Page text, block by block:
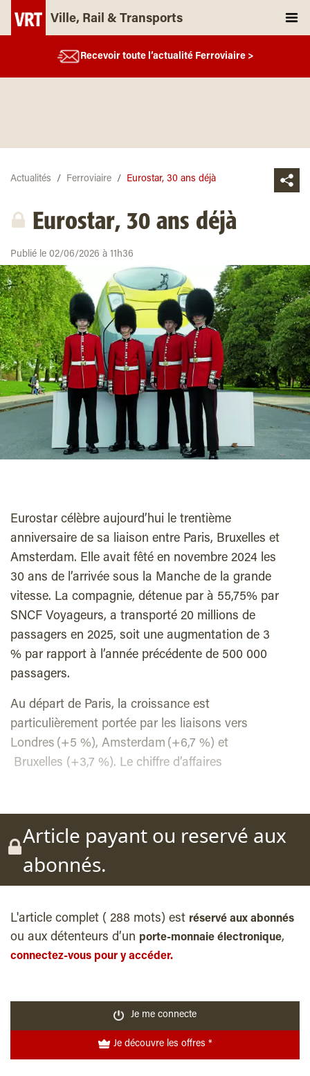
Ville, Rail & Transports
Recevoir toute l’actualité Ferroviaire >
Actualités Ferroviaire Eurostar, 30 ans déjà
Eurostar, 30 ans déjà
Publié le 02/06/2026 à 11h36
Eurostar célèbre aujourd’hui le trentième
anniversaire de sa liaison entre Paris, Bruxelles et
Amsterdam. Elle avait fêté en novembre 2024 les
30 ans de l’arrivée sous la Manche de la grande
vitesse. La compagnie, détenue par à 55,75% par
SNCF Voyageurs, a transporté 20 millions de
passagers en 2025, soit une augmentation de 3
% par rapport à l’année précédente de 500 000
passagers.
Au départ de Paris, la croissance est
particulièrement portée par les liaisons vers
Londres (+5 %), Amsterdam (+6,7 %) et
Bruxelles (+3,7 %). Le chiffre d’affaires
Article payant ou reservé aux
abonnés.
L'article complet ( 288 mots) est réservé aux abonnés
ou aux détenteurs d’un porte-monnaie électronique,
connectez-vous pour y accéder.
Je me connecte
Je découvre les offres *